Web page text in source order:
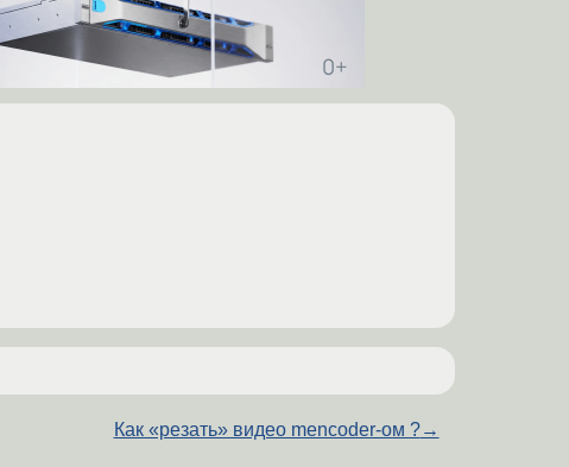
Как «резать» видео mencoder-ом ?→